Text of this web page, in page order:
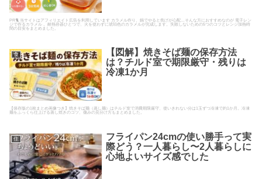
PR🐈 当サイトはアフィリエイト広告を利用しています カラメル作り、鍋でやると焦げが心配…そんな方におすすめなのが 電子レン
ジで作るカラメル 。耐熱容器ひとつで、火を使わずに琥珀色のカラメルが完成します。失敗しないための5つのコツとレンジ加熱時
間の目安をまとめました。
食
【図解】焼きそば麺の保存方法
は？チルド室で期限厳守・残りは
冷凍1か月
【保存版の1枚まとめ画像つき】焼きそば麺（蒸し麺）はチルド室で消費期限厳守、使いきれない分は1玉ずつ冷凍で約1か月。冷凍
麺をふっくら仕上げる蒸し焼きのコツ、傷みの見分け方もまとめました。
住
フライパン24cmの使い勝手って実
際どう？一人暮らし〜2人暮らしに
心地よいサイズ感でした